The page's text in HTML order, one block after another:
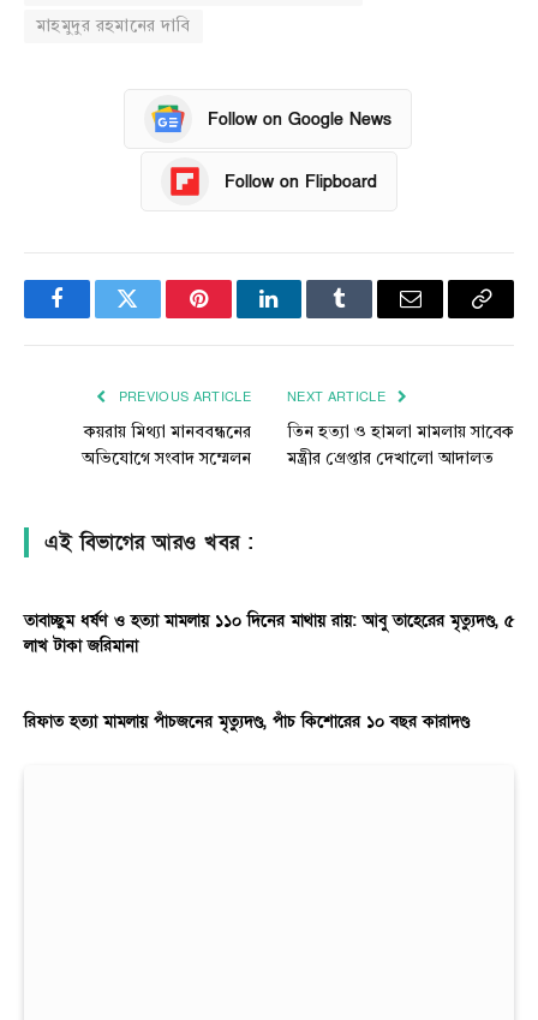
মাহমুদুর রহমানের দাবি
Follow on Google News
Follow on Flipboard
FacebookTwitter PinterestLinkedInTumblr Email
Copy
PREVIOUS ARTICLE
কয়রায় মিথ্যা মানববন্ধনের
অভিযোগে সংবাদ সম্মেলন
NEXT ARTICLE
তিন হত্যা ও হামলা মামলায় সাবেক
মন্ত্রীর গ্রেপ্তার দেখালো আদালত
এই বিভাগের আরও খবর :
তাবাচ্ছুম ধর্ষণ ও হত্যা মামলায় ১১০ দিনের মাথায় রায়: আবু তাহেরের মৃত্যুদণ্ড, ৫
লাখ টাকা জরিমানা
রিফাত হত্যা মামলায় পাঁচজনের মৃত্যুদণ্ড, পাঁচ কিশোরের ১০ বছর কারাদণ্ড